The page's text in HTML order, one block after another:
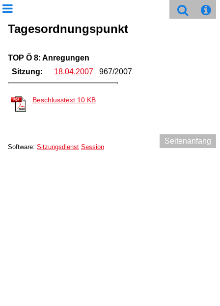
Tagesordnungspunkt
TOP Ö 8: Anregungen
Sitzung:
18.04.2007 967/2007
Beschlusstext 10 KB
Seitenanfang
Software: Sitzungsdienst Session